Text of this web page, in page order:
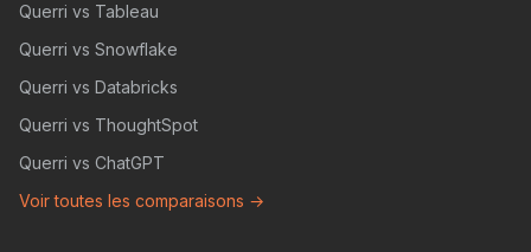
Querri vs Tableau
Querri vs Snowflake
Querri vs Databricks
Querri vs ThoughtSpot
Querri vs ChatGPT
Voir toutes les comparaisons →